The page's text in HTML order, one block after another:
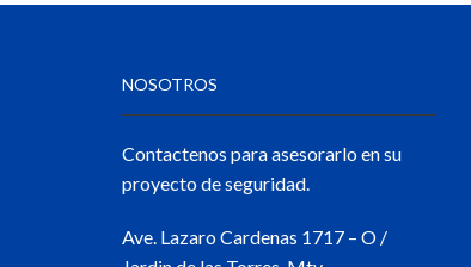
NOSOTROS
Contactenos para asesorarlo en su
proyecto de seguridad.
Ave. Lazaro Cardenas 1717 – O /